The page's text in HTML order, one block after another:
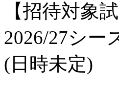
【招待対象試
2026/27シー
(日時未定)